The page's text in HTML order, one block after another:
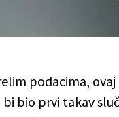
podacima,
bio prvi takav